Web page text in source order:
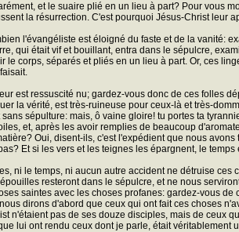
et le suaire plié en un lieu à part? Pour vous
la résurrection. C'est pourquoi Jésus-Christ leur
l'évangéliste est éloigné du faste et de la vanité:
qui était vif et bouillant, entra dans le sépulcre,
le corps, séparés et pliés en un lieu à part. Or, ces
est ressuscité nu; gardez-vous donc de ces folles
la vérité, est très-ruineuse pour ceux-là et très-
sépulture: mais, ô vaine gloire! tu portes ta
et, après les avoir remplies de beaucoup
Oui, disent-ils, c'est l'expédient que nous
Et si les vers et les teignes les épargnent, le
ni le temps, ni aucun autre accident ne détruise
resteront dans le sépulcre, et ne nous
saintes avec les choses profanes: gardez-vous
dirons d'abord que ceux qui ont fait ces choses
n'étaient pas de ses douze disciples, mais de ceux
lui ont rendu ceux dont je parle, était